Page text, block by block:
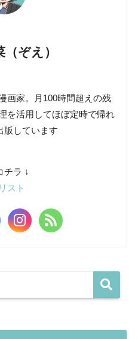
ぞえ）
画家。月100時間超えの残
を活用してほぼ定時で帰れ
版しています
チラ ↓
スト